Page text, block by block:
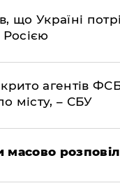
що Україні
Росією
агентів
місту, – СБУ
масово